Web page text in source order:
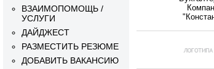
ВЗАИМОПОМОЩЬ /
УСЛУГИ
ДАЙДЖЕСТ
РАЗМЕСТИТЬ РЕЗЮМЕ
ДОБАВИТЬ ВАКАНСИЮ